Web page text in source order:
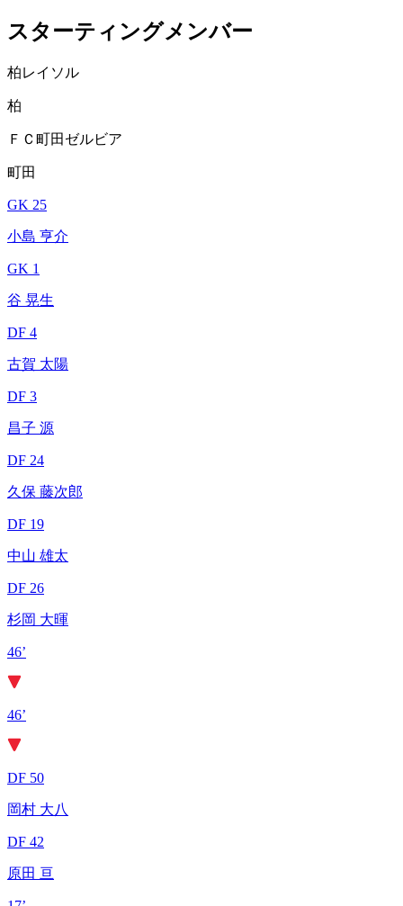
スターティングメンバー
柏レイソル
柏
ＦＣ町田ゼルビア
町田
GK 25
小島 亨介
GK 1
谷 晃生
DF 4
古賀 太陽
DF 3
昌子 源
DF 24
久保 藤次郎
DF 19
中山 雄太
DF 26
杉岡 大暉
46’
46’
DF 50
岡村 大八
DF 42
原田 亘